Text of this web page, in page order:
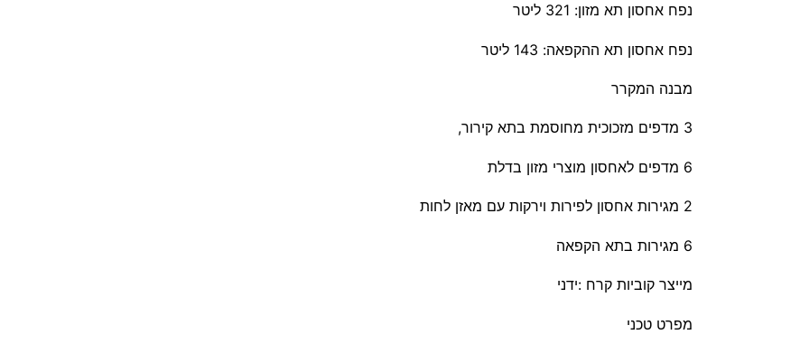
נפח אחסון תא מזון: 321 ליטר
נפח אחסון תא ההקפאה: 143 ליטר
מבנה המקרר
3 מדפים מזכוכית מחוסמת בתא קירור,
6 מדפים לאחסון מוצרי מזון בדלת
2 מגירות אחסון לפירות וירקות עם מאזן לחות
6 מגירות בתא הקפאה
מייצר קוביות קרח :ידני
מפרט טכני